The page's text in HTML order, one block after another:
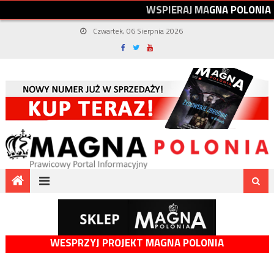
WSPIERAJMAGNAPOLONIA
Czwartek, 06 Sierpnia 2026
WESPRZYJ PROJEKT MAGNA POLONIA